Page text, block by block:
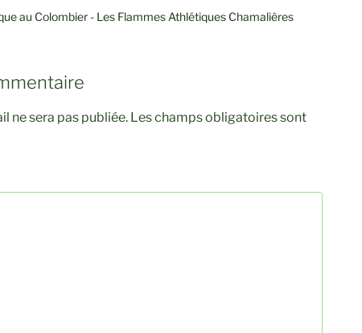
au Colombier - Les Flammes Athlétiques Chamalières
ne sera pas publiée. Les champs obligatoires sont